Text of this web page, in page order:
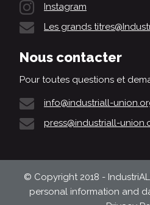
Instagram
Les grands
Nous contacter
Pour toutes questions et
info@industriall-
press@industriall-
© Copyright 2018 -
personal information and